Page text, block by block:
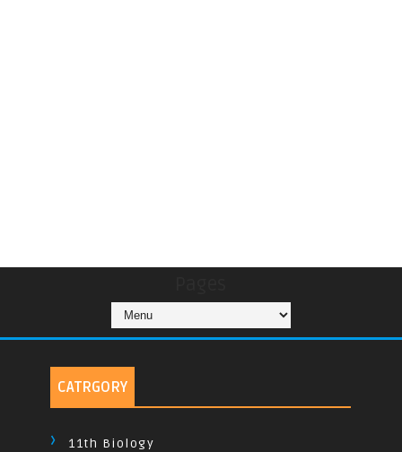
CATRGORY
11th Biology